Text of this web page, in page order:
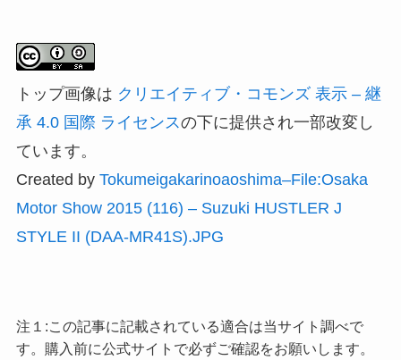
トップ画像は クリエイティブ・コモンズ 表示 – 継
承 4.0 国際 ライセンスの下に提供され一部改変し
ています。
Created by Tokumeigakarinoaoshima–File:Osaka
Motor Show 2015 (116) – Suzuki HUSTLER J
STYLE II (DAA-MR41S).JPG
注１:この記事に記載されている適合は当サイト調べで
す。購入前に公式サイトで必ずご確認をお願いします。